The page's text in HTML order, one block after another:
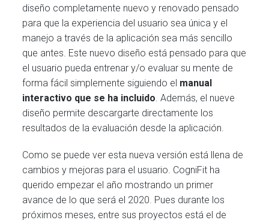
diseño completamente nuevo y renovado pensado
para que la experiencia del usuario sea única y el
manejo a través de la aplicación sea más sencillo
que antes. Este nuevo diseño está pensado para que
el usuario pueda entrenar y/o evaluar su mente de
forma fácil simplemente siguiendo el manual
interactivo que se ha incluido. Además, el nueve
diseño permite descargarte directamente los
resultados de la evaluación desde la aplicación.
Como se puede ver esta nueva versión está llena de
cambios y mejoras para el usuario. CogniFit ha
querido empezar el año mostrando un primer
avance de lo que será el 2020. Pues durante los
próximos meses, entre sus proyectos está el de